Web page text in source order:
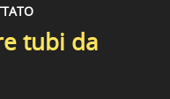
tubi da